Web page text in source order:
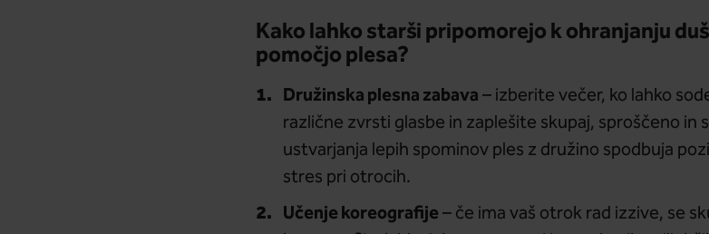
Kako lahko starši pripomorejo k ohranjanju
pomočjo plesa?
Družinska plesna zabava– izberite večer, ko lahko
različne zvrsti glasbe in zaplešite skupaj, sproščeno in
ustvarjanja lepih spominov ples z družino spodbuja
stres pri otrocih.
Učenje koreografije– če ima vaš otrok rad izzive, se